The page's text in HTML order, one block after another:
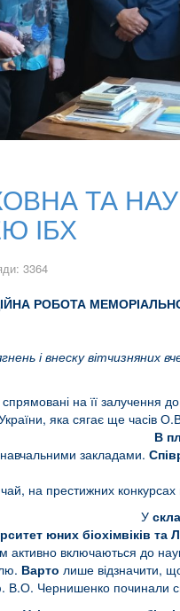
ТА
ІБХ
3364
РОБОТА
і внеску вітчизняних
на її залучення
яка сягає ще часів
В
закладами.
на престижних
юних біохімвіків та
включаються до
Варто лише відзначити,
В.О. Чернишенко починали